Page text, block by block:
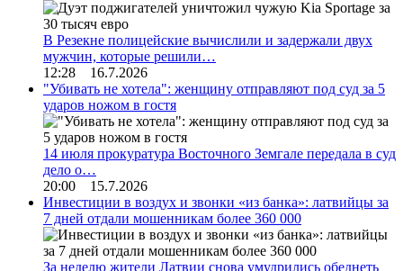
В Резекне полицейские вычислили и задержали двух
мужчин, которые решили…
12:28 16.7.2026
"Убивать не хотела": женщину отправляют под суд за 5
ударов ножом в гостя
14 июля прокуратура Восточного Земгале передала в суд
дело о…
20:00 15.7.2026
Инвестиции в воздух и звонки «из банка»: латвийцы за
7 дней отдали мошенникам более 360 000
За неделю жители Латвии снова умудрились обеднеть